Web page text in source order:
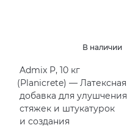
В наличии
Admix P, 10 кг
(Planicrete) — Латексная
добавка для улушчения
стяжек и штукатурок
и создания